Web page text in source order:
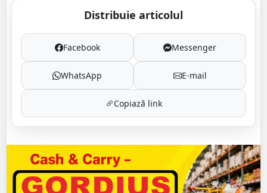
Distribuie articolul
Facebook Messenger
WhatsApp E-mail
Copiază link